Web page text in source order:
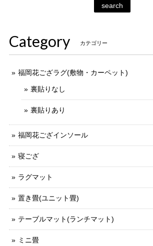
search
Category カテゴリー
福岡花ござラグ(敷物・カーペット)
裏貼りなし
裏貼りあり
福岡花ござインソール
寝ござ
ラグマット
置き畳(ユニット畳)
テーブルマット(ランチマット)
ミニ畳